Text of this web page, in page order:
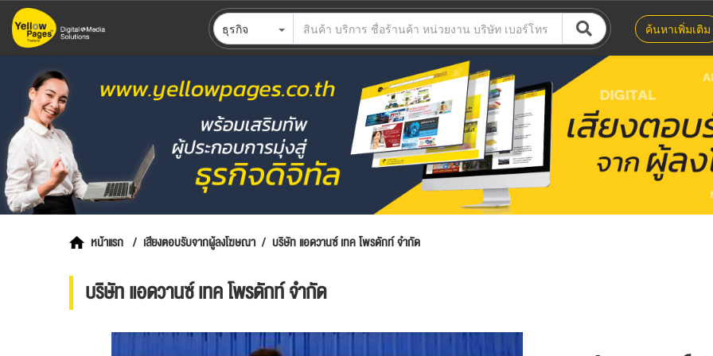
ข้าม
ไป
ธุรกิจ ค้นหาเพิ่มเติม
หน้าแรก เสียงตอบรับจากผู้ลงโฆษณา บริษัท แอดวานซ์ เทค โพรดักท์ จำกัด
บริษัท แอดวานซ์ เทค โพรดักท์ จำกัด